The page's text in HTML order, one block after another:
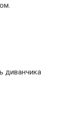
диванчика